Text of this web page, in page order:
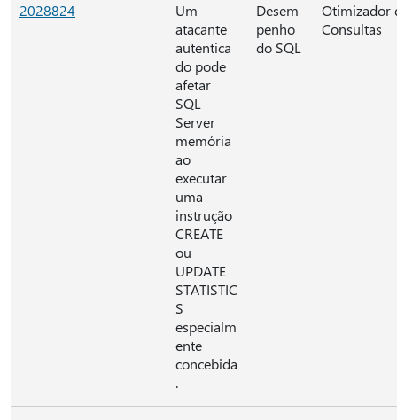
2028824
Um
atacante
autentica
do pode
afetar
SQL
Server
memória
ao
executar
uma
instrução
CREATE
ou
UPDATE
STATISTIC
S
especialm
ente
concebida
.
Desem
penho
do SQL
Otimizador
Consultas